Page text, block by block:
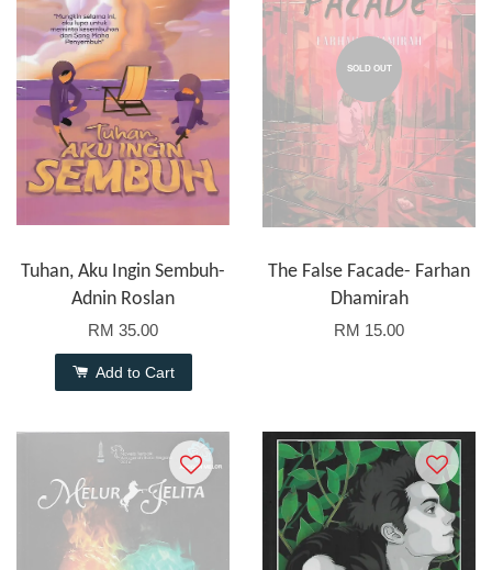
Tuhan, Aku Ingin Sembuh-
Adnin Roslan
RM 35.00
Add to Cart
SOLD OUT
The False Facade- Farhan
Dhamirah
RM 15.00